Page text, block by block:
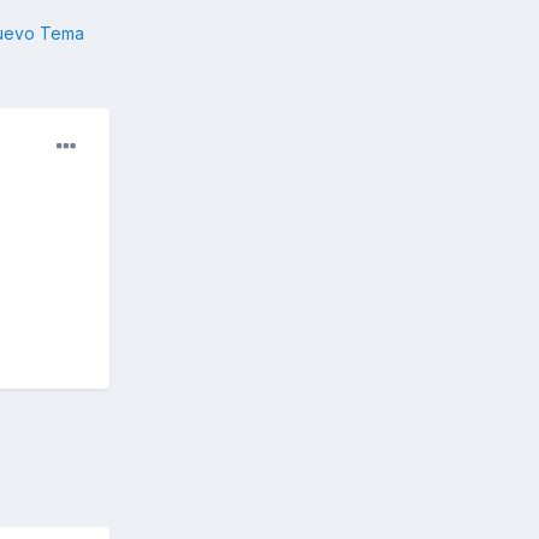
Tema